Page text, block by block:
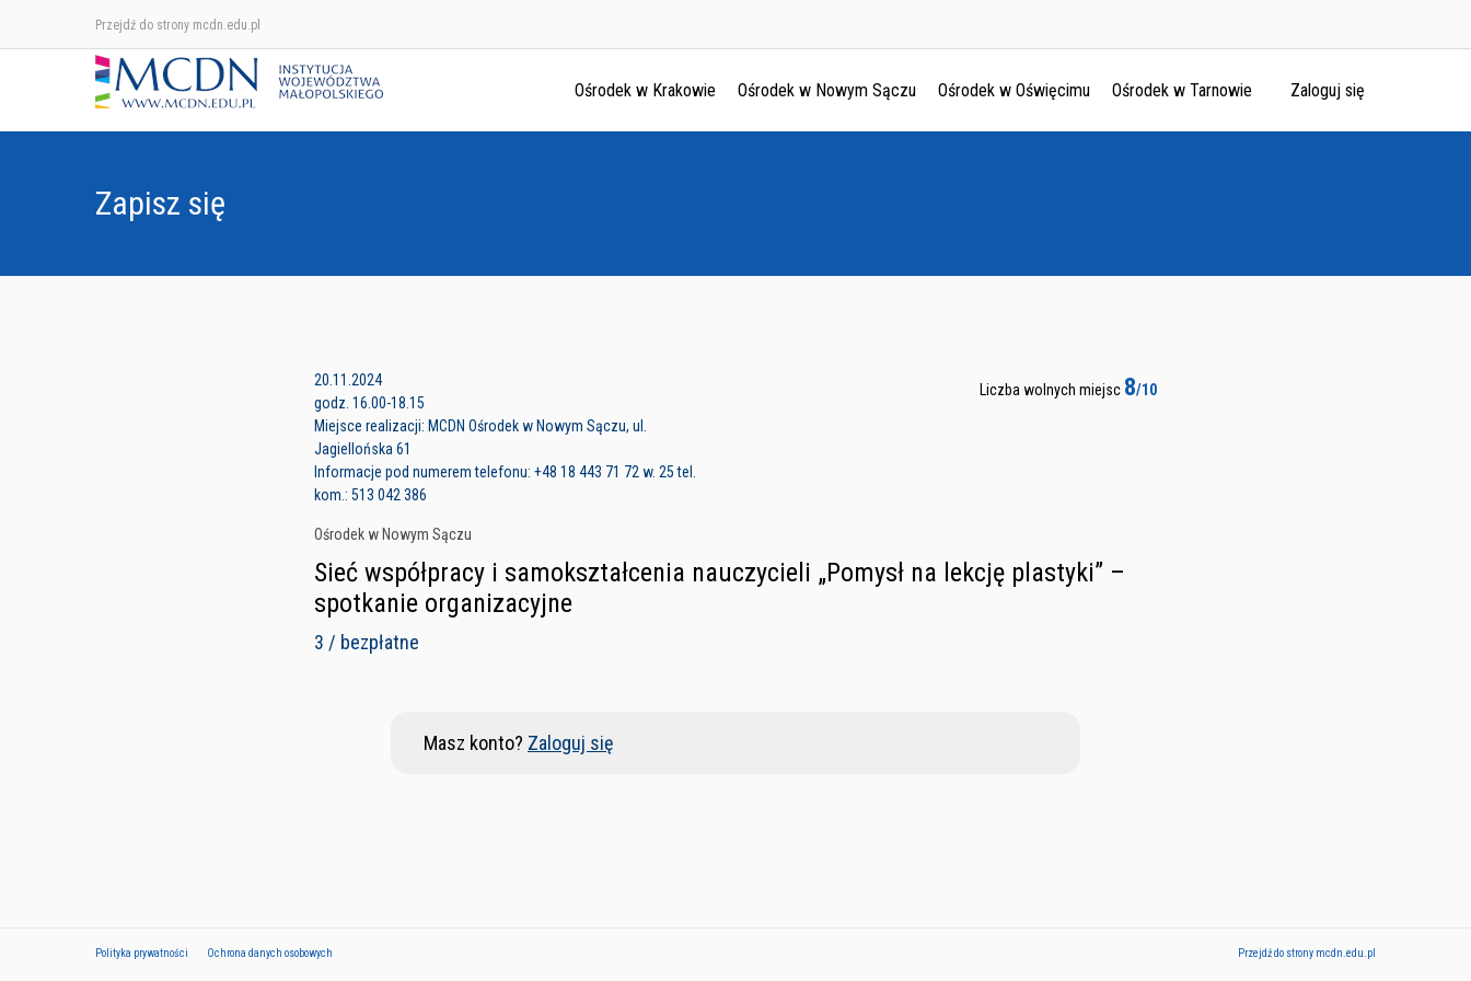
Przejdź do strony mcdn.edu.pl
Ośrodek w Krakowie Ośrodek w Nowym Sączu Ośrodek w Oświęcimu Ośrodek w Tarnowie Zaloguj się
Zapisz się
20.11.2024
godz. 16.00-18.15
Miejsce realizacji: MCDN Ośrodek w Nowym Sączu, ul.
Jagiellońska 61
Informacje pod numerem telefonu: +48 18 443 71 72 w. 25 tel.
kom.: 513 042 386
Ośrodek w Nowym Sączu
Liczba wolnych miejsc 8/10
Sieć współpracy i samokształcenia nauczycieli „Pomysł na lekcję plastyki” –
spotkanie organizacyjne
3 / bezpłatne
Masz konto? Zaloguj się
Polityka prywatności Ochrona danych osobowych Przejdź do strony mcdn.edu.pl
Ośrodek w Krakowie